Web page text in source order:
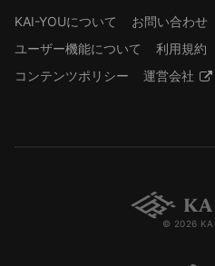
KAI-YOUについて
お問い合わせ
ユーザー機能について
利用規約
コンテンツポリシー
運営会社
© 2026